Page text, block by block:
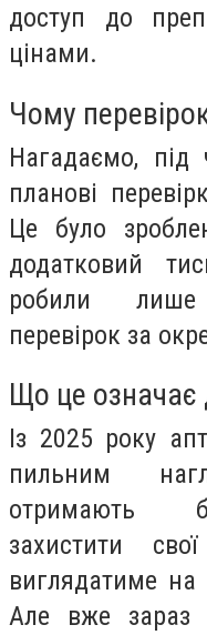
доступ до
цінами.
Чому
Нагадаємо, під
планові
Це було
додатковий
робили
перевірок за
Що це означає
Із 2025 року
пильним
отримають
захистити
виглядатиме
Але вже зараз